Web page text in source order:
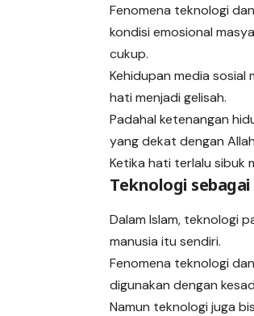
Fenomena teknologi
kondisi emosional
cukup.
Kehidupan media
hati menjadi gelisah.
Padahal ketenangan
yang dekat dengan
Ketika hati terlalu sibuk
Teknologi
Dalam Islam, teknologi
manusia itu sendiri.
Fenomena teknologi
digunakan dengan
Namun teknologi juga